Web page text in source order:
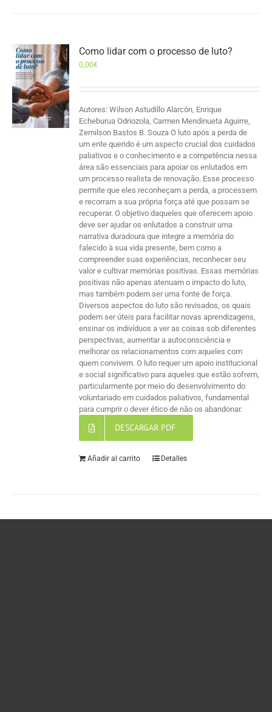
Como lidar com o processo de luto?
0,00€
Autores: Wilson Astudillo Alarcón, Enrique
Echeburua Odriozola, Carmen Mendinueta Aguirre,
Zemilson Bastos B. Souza O luto após a perda de
um ente querido é um aspecto crucial dos cuidados
paliativos e o conhecimento e a competência nessa
área são essenciais para apoiar os enlutados em
um processo realista de renovação. Esse processo
permite que eles reconheçam a perda, a processem
e recorram a sua própria força até que possam se
recuperar. O objetivo daqueles que oferecem apoio
deve ser ajudar os enlutados a construir uma
narrativa duradoura que integre a memória do
falecido à sua vida presente, bem como a
compreender suas experiências, reconhecer seu
valor e cultivar memórias positivas. Essas memórias
positivas não apenas atenuam o impacto do luto,
mas também podem ser uma fonte de força.
Diversos aspectos do luto são revisados, os quais
podem ser úteis para facilitar novas aprendizagens,
ensinar os indivíduos a ver as coisas sob diferentes
perspectivas, aumentar a autoconsciência e
melhorar os relacionamentos com aqueles com
quem convivem. O luto requer um apoio institucional
e social significativo para aqueles que estão sofrem,
particularmente por meio do desenvolvimento do
voluntariado em cuidados paliativos, fundamental
para cumprir o dever ético de não os abandonar.
DESCARGAR PDF
Añadir al carrito Detalles